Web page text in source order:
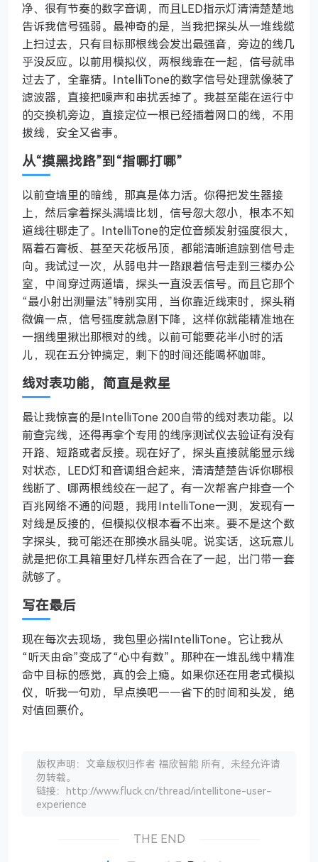
净、很有节奏的数字音调，而且LED指示灯清清楚楚地
告诉我信号强弱。最神奇的是，当我把探头从一堆线缆
上扫过去，只有目标那根线会发出最强音，旁边的线几
乎没反应。以前用模拟仪，两根线靠在一起，信号就串
过去了，全靠猜。IntelliTone的数字信号处理就像装了
滤波器，直接把噪声和串扰丢掉了。我甚至能在运行中
的交换机旁边，直接定位一根已经插着网口的线，不用
拔线，安全又省事。
从“摸黑找路”到“指哪打哪”
以前查墙里的暗线，那真是体力活。你得把发生器接
上，然后拿着探头满墙比划，信号忽大忽小，根本不知
道线往哪走了。IntelliTone的定位音频发射强度很大，
隔着石膏板、甚至天花板吊顶，都能清晰追踪到信号走
向。我试过一次，从弱电井一路跟着信号走到三楼办公
室，中间穿过两道墙，探头一直没丢信号。而且它那个
“最小射出测量法”特别实用，当你靠近线束时，探头稍
微偏一点，信号强度就急剧下降，这样你就能精准地在
一捆线里揪出那根对的线。以前可能要花半小时的活
儿，现在五分钟搞定，剩下的时间还能喝杯咖啡。
线对表功能，简直是救星
最让我惊喜的是IntelliTone 200自带的线对表功能。以
前查完线，还得再拿个专用的线序测试仪去验证有没有
开路、短路或者反接。现在好了，探头直接就能显示线
对状态，LED灯和音调组合起来，清清楚楚告诉你哪根
线断了、哪两根线绞在一起了。有一次帮客户排查一个
百兆网络不通的问题，我用IntelliTone一测，发现有一
对线是反接的，但模拟仪根本看不出来。要不是这个数
字探头，我可能还在那换水晶头呢。说实话，这玩意儿
就是把你工具箱里好几样东西合在了一起，出门带一套
就够了。
写在最后
现在每次去现场，我包里必揣IntelliTone。它让我从
“听天由命”变成了“心中有数”。那种在一堆乱线中精准
命中目标的感觉，真的会上瘾。如果你还在用老式模拟
仪，听我一句劝，早点换吧——省下的时间和头发，绝
对值回票价。
版权声明：文章版权归作者 福欣智能 所有，未经允许请
勿转载。
链接：http://www.fluck.cn/thread/intellitone-user-
experience
THE END